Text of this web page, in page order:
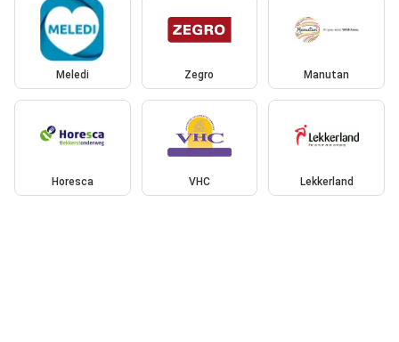
Meledi Zegro Manutan
Horesca VHC Lekkerland